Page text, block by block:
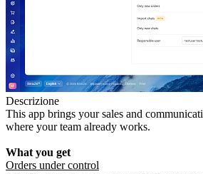
Descrizione
This app brings your sales and
where your team already works.
What you get
Orders under control